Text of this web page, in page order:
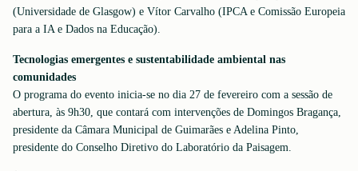
(Universidade de Glasgow) e Vítor Carvalho (IPCA e Comissão Europeia
para a IA e Dados na Educação).
Tecnologias emergentes e sustentabilidade ambiental nas
comunidades
O programa do evento inicia-se no dia 27 de fevereiro com a sessão de
abertura, às 9h30, que contará com intervenções de Domingos Bragança,
presidente da Câmara Municipal de Guimarães e Adelina Pinto,
presidente do Conselho Diretivo do Laboratório da Paisagem.